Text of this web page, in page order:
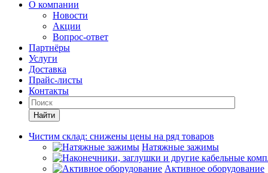
О компании
Новости
Акции
Вопрос-ответ
Партнёры
Услуги
Доставка
Прайс-листы
Контакты
Найти
Чистим склад: снижены цены на ряд товаров
Натяжные зажимы
Активное оборудование